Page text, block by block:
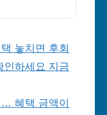
놓치면 후회
인하세요 지금
혜택 금액이